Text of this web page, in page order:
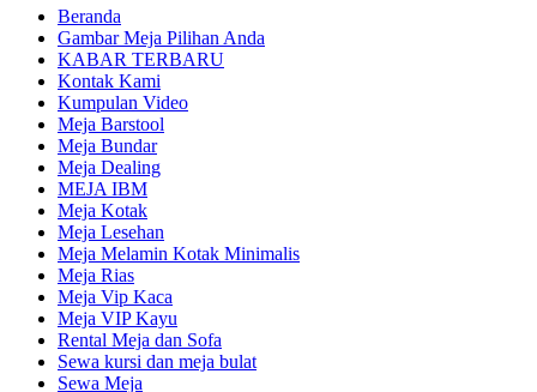
Beranda
Gambar Meja Pilihan Anda
KABAR TERBARU
Kontak Kami
Kumpulan Video
Meja Barstool
Meja Bundar
Meja Dealing
MEJA IBM
Meja Kotak
Meja Lesehan
Meja Melamin Kotak Minimalis
Meja Rias
Meja Vip Kaca
Meja VIP Kayu
Rental Meja dan Sofa
Sewa kursi dan meja bulat
Sewa Meja